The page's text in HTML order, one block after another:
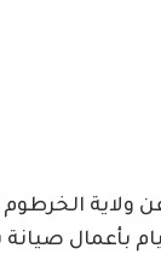
عن ولاية
بأعمال